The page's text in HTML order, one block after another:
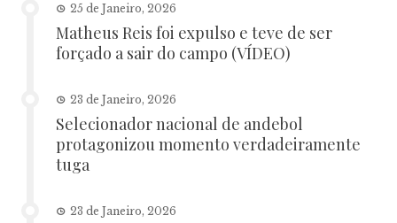
25 de Janeiro, 2026
Matheus Reis foi expulso e teve de ser
forçado a sair do campo (VÍDEO)
23 de Janeiro, 2026
Selecionador nacional de andebol
protagonizou momento verdadeiramente
tuga
23 de Janeiro, 2026